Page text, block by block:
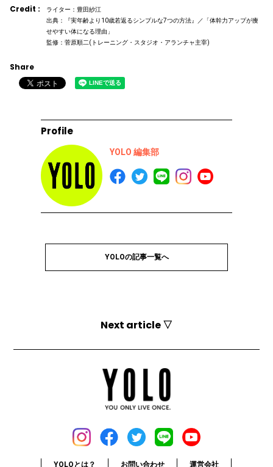
Credit :
ライター：豊田紗江
出典：『実年齢より10歳若返るシンプルな7つの方法』／「体幹力アップが痩
せやすい体になる理由」
監修：菅原順二(トレーニング・スタジオ・アランチャ主宰)
Share
Profile
YOLO 編集部
YOLOの記事一覧へ
Next article ▽
YOLOとは？ お問い合わせ 運営会社